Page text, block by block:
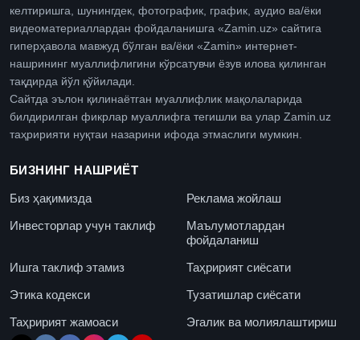
келтиришга, шунингдек, фотографик, график, аудио ва/ёки
видеоматериаллардан фойдаланишга «Zamin.uz» сайтига
гиперҳавола мавжуд бўлган ва/ёки «Zamin» интернет-
нашрининг муаллифлигини кўрсатувчи ёзув илова қилинган
тақдирда йўл қўйилади.
Сайтда эълон қилинаётган муаллифлик мақолаларида
билдирилган фикрлар муаллифга тегишли ва улар Zamin.uz
таҳририяти нуқтаи назарини ифода этмаслиги мумкин.
БИЗНИНГ НАШРИЁТ
Биз ҳақимизда
Реклама жойлаш
Инвесторлар учун таклиф
Маълумотлардан
фойдаланиш
Ишга таклиф этамиз
Таҳририят сиёсати
Этика кодекси
Тузатишлар сиёсати
Таҳририят жамоаси
Эгалик ва молиялаштириш